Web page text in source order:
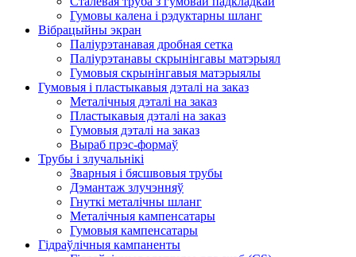
Гумовы калена і рэдуктарны шланг
Вібрацыйны экран
Паліурэтанавая дробная сетка
Паліурэтанавы скрынінгавы матэрыял
Гумовыя скрынінгавыя матэрыялы
Гумовыя і пластыкавыя дэталі на заказ
Металічныя дэталі на заказ
Пластыкавыя дэталі на заказ
Гумовыя дэталі на заказ
Выраб прэс-формаў
Трубы і злучальнікі
Зварныя і бясшвовыя трубы
Дэмантаж злучэнняў
Гнуткі металічны шланг
Металічныя кампенсатары
Гумовыя кампенсатары
Гідраўлічныя кампаненты